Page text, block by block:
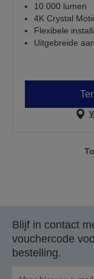
10.000 lumen
4K Crystal
Flexibele
Uitgebreide
Blijf in contact
vouchercode
bestelling.